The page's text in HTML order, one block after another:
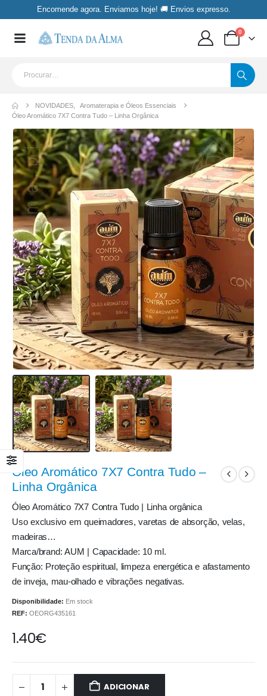
Encomende agora. Enviamos hoje! 🚚 Envios expresso.
0
NOVIDADES
Aromaterapia e Óleos Essenciais
Óleo Aromático 7X7 Contra Tudo – Linha Orgânica
Óleo Aromático 7X7 Contra Tudo –
Linha Orgânica
Óleo Aromático 7X7 Contra Tudo | Linha orgânica
Uso exclusivo em queimadores, varetas de absorção, velas,
madeiras…
Marca/brand: AUM | Capacidade: 10 ml.
Função: Proteção espiritual, limpeza energética e afastamento
de inveja, mau-olhado e vibrações negativas.
Disponibilidade: Em stock
REF: OEORG435161
1.40€
ADICIONAR